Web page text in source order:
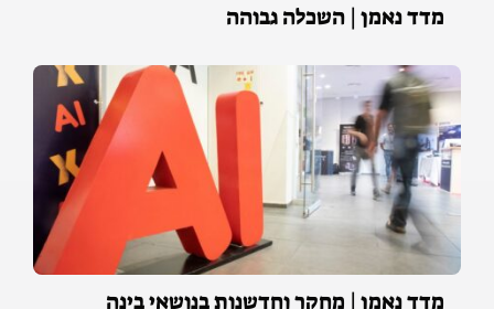
מדד נאמן | השכלה גבוהה
מדד נאמן | מחקר וחדשנות בנושאי בינה